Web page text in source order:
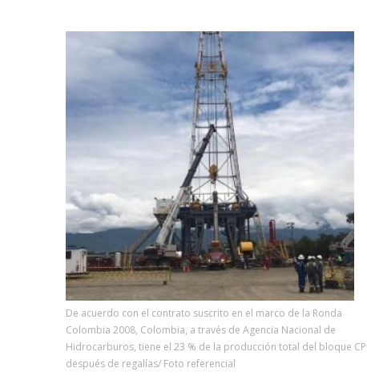
De acuerdo con el contrato suscrito en el marco de la Ronda
Colombia 2008, Colombia, a través de Agencia Nacional de
Hidrocarburos, tiene el 23 % de la producción total del bloque
después de regalías/ Foto referencial